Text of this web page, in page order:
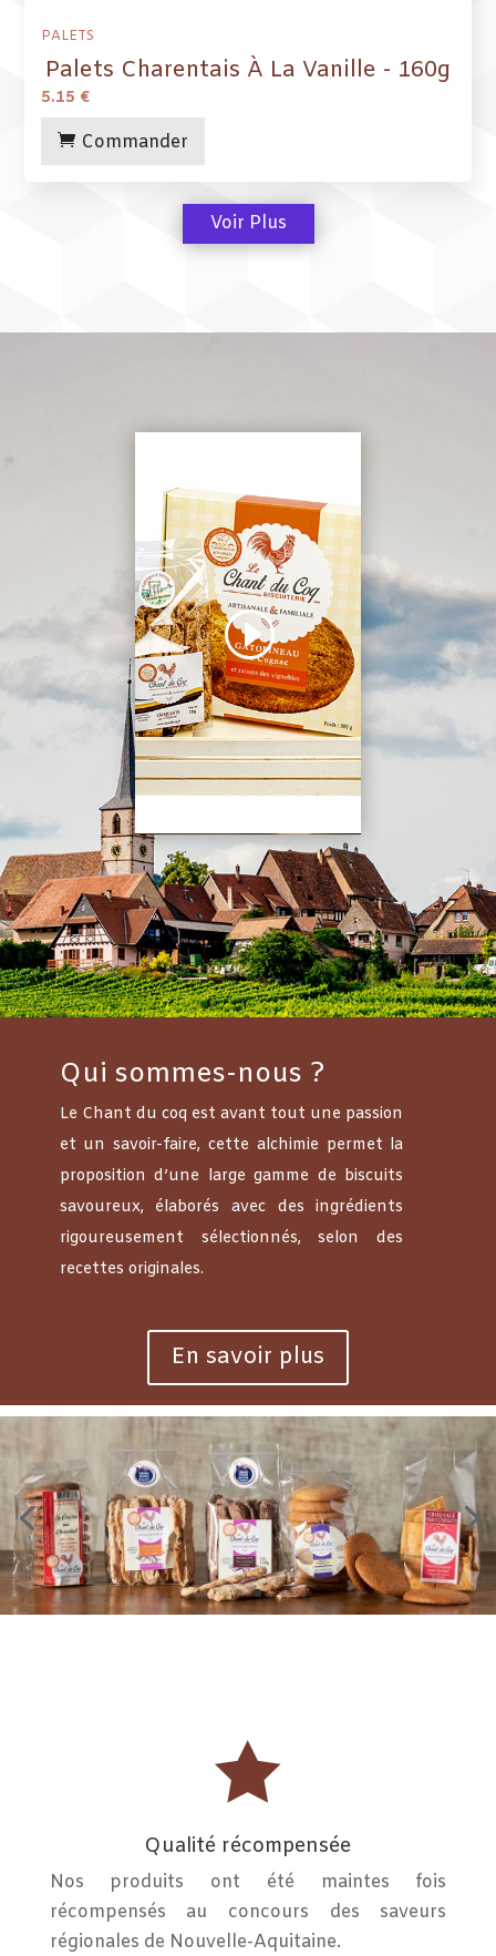
PALETS
Palets Charentais À La Vanille - 160g
5.15 €
Commander
Voir Plus
Qui sommes-nous ?
Le Chant du coq est avant tout une passion
et un savoir-faire, cette alchimie permet la
proposition d’une large gamme de biscuits
savoureux, élaborés avec des ingrédients
rigoureusement sélectionnés, selon des
recettes originales.
En savoir plus

Qualité récompensée
Nos produits ont été maintes fois
récompensés au concours des saveurs
régionales de Nouvelle-Aquitaine.